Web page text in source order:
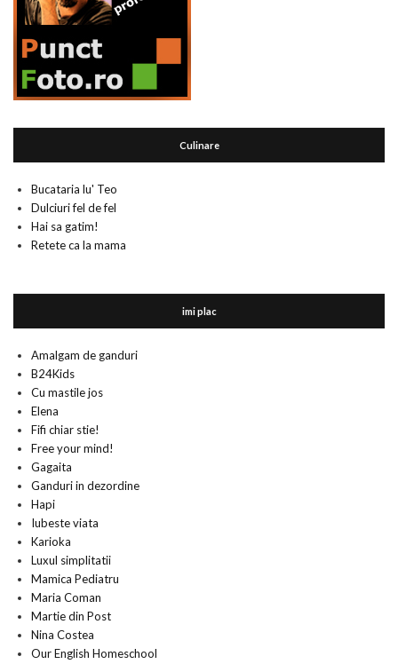
Culinare
Bucataria lu' Teo
Dulciuri fel de fel
Hai sa gatim!
Retete ca la mama
imi plac
Amalgam de ganduri
B24Kids
Cu mastile jos
Elena
Fifi chiar stie!
Free your mind!
Gagaita
Ganduri in dezordine
Hapi
Iubeste viata
Karioka
Luxul simplitatii
Mamica Pediatru
Maria Coman
Martie din Post
Nina Costea
Our English Homeschool